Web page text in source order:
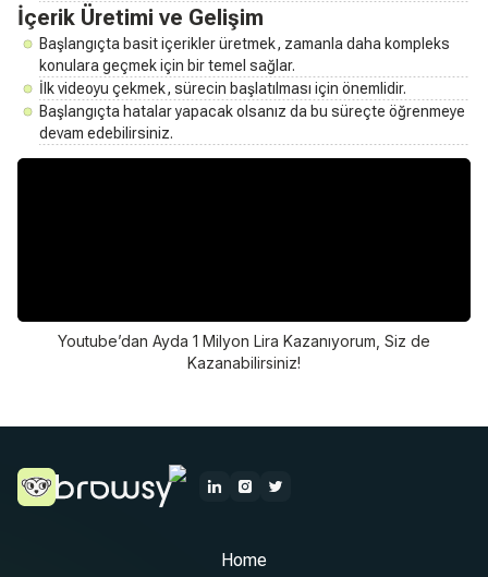
İçerik Üretimi ve Gelişim
Başlangıçta basit içerikler üretmek, zamanla daha kompleks
konulara geçmek için bir temel sağlar.
İlk videoyu çekmek, sürecin başlatılması için önemlidir.
Başlangıçta hatalar yapacak olsanız da bu süreçte öğrenmeye
devam edebilirsiniz.
Youtube’dan Ayda 1 Milyon Lira Kazanıyorum, Siz de
Kazanabilirsiniz!
Home